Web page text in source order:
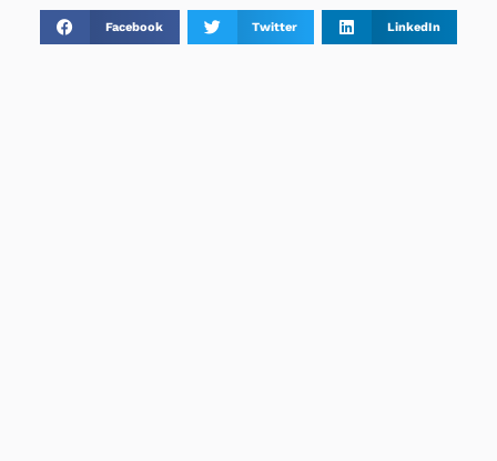
Facebook Twitter LinkedIn